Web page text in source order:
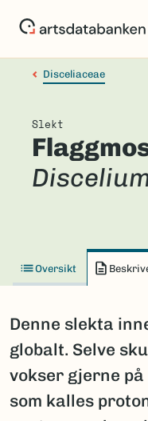
Disceliaceae
Slekt
Oversikt
Denne slekta
globalt. Selve
vokser gjerne
som kalles